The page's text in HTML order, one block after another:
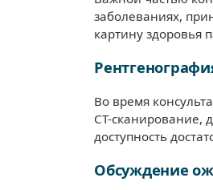
заболеваниях,
картину здоровья
Во время
CT-сканирование,
доступность
Обсуждение